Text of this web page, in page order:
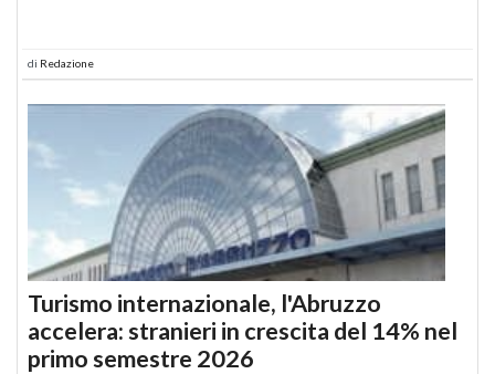
di Redazione
Turismo internazionale, l'Abruzzo
accelera: stranieri in crescita del 14% nel
primo semestre 2026